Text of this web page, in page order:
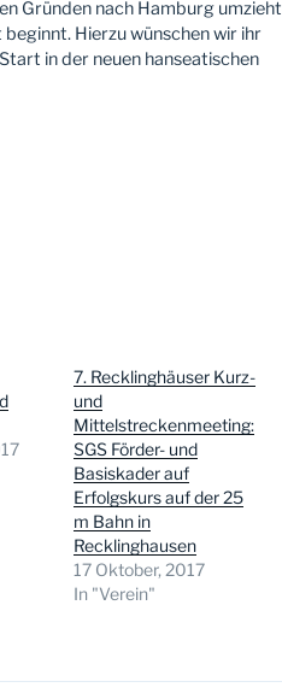
Gründen nach Hamburg umzieht
Hierzu wünschen wir ihr
in der neuen hanseatischen
7. Recklinghäuser Kurz-
und
Mittelstreckenmeeting:
SGS Förder- und
Basiskader auf
Erfolgskurs auf der 25
m Bahn in
Recklinghausen
17 Oktober, 2017
In "Verein"